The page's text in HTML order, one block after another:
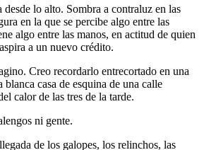
desde lo alto. Sombra a contraluz en las
en la que se percibe algo entre las
algo entre las manos, en actitud de quien
a un nuevo crédito.
Creo recordarlo entrecortado en una
blanca casa de esquina de una calle
calor de las tres de la tarde.
ni gente.
de los galopes, los relinchos, las